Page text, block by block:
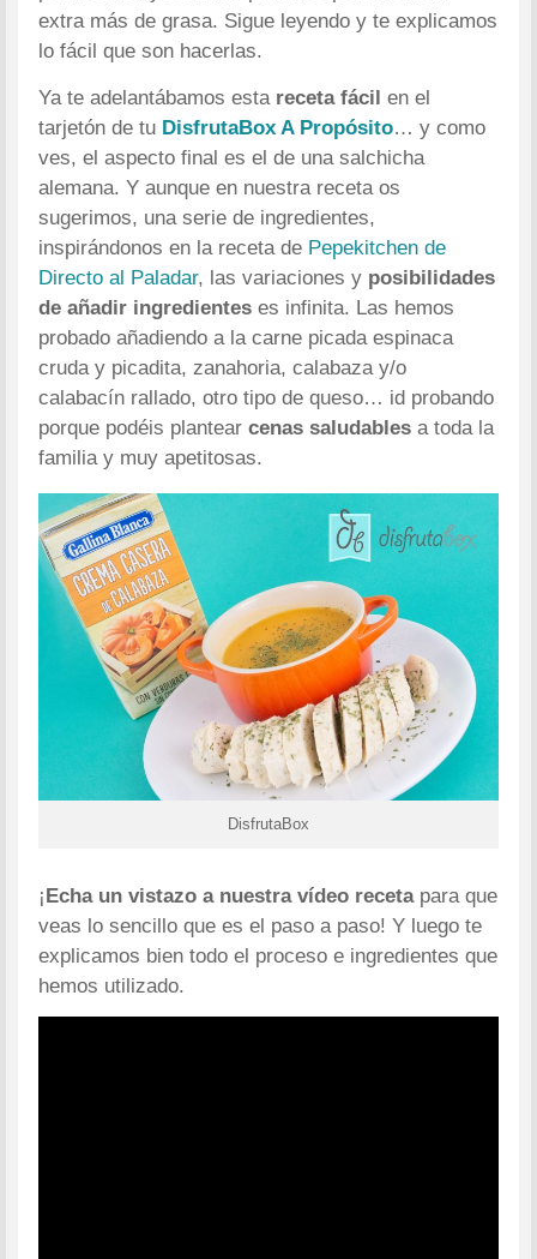
extra más de grasa. Sigue leyendo y te explicamos
lo fácil que son hacerlas.
Ya te adelantábamos esta receta fácil en el
tarjetón de tu DisfrutaBox A Propósito… y como
ves, el aspecto final es el de una salchicha
alemana. Y aunque en nuestra receta os
sugerimos, una serie de ingredientes,
inspirándonos en la receta de Pepekitchen de
Directo al Paladar, las variaciones y posibilidades
de añadir ingredientes es infinita. Las hemos
probado añadiendo a la carne picada espinaca
cruda y picadita, zanahoria, calabaza y/o
calabacín rallado, otro tipo de queso… id probando
porque podéis plantearcenas saludables a toda la
familia y muy apetitosas.
DisfrutaBox
¡Echa un vistazo a nuestra vídeo recetapara que
veas lo sencillo que es el paso a paso! Y luego te
explicamos bien todo el proceso e ingredientes que
hemos utilizado.